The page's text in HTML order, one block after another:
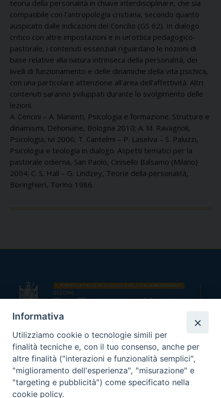
teoria della personalità in chiave interdisciplinare, che sia
compatibile con l’antropologia cristiana, secondo quanto
auspicato dalle indicazioni del Concilio (GS 62). In dialogo
critico con altre impostazioni e in un’ottica pedagogico-
pastorale, i contenuti essenziali riguardano le nozioni di
base relative alla natura intrinseca della personalità, dei
livelli di funzionamento e delle dinamiche della vita psichica,
con una particolare attenzione all’area dell’affettività. Altri
contenuti saranno sviluppati durante lo svolgimento delle
lezioni.
A. Cencini – A. Manenti, Psicologia e formazione. Strutture e
dinamismi, Dehoniane, Bologna 2010; A. M. Ravagnoli,
Psicologia, ivi 2006; T. Cantelmi – P. Laselva – S. Paluzzi,
Psicologia e teologia in dialogo. Aspetti tematici per la
pastorale odierna, San Paolo, Cinisello Balsamo (Milano)
2004; C. S. Hall – G. Lindzey, Teorie della personalità,
Boringhieri, Torino 1986.
Indirizzi:
Viale Colli Aminei, 2
80131 Napoli
Telefono:
tel +39.081.7410000
Informativa
Utilizziamo cookie o tecnologie simili per
finalità tecniche e, con il tuo consenso, anche per
altre finalità ("interazioni e funzionalità semplici",
"miglioramento dell'esperienza", "misurazione" e
"targeting e pubblicità") come specificato nella
cookie policy.